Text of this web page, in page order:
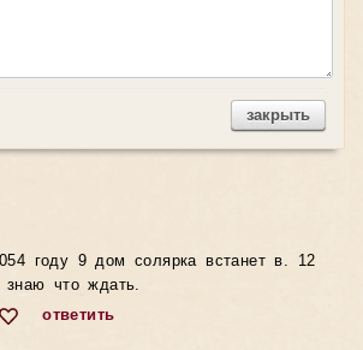
закрыть
году 9 дом солярка встанет в. 12
что ждать.
ответить